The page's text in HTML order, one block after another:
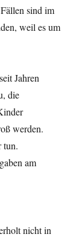
sind im
weil es um
Jahren
die
werden.
tun.
am
nicht in